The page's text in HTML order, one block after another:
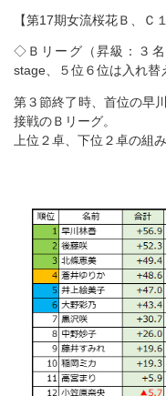
【第17期女流桜花Ｂ、Ｃ
◇Ｂリーグ（昇級：３
stage、５位６位は入れ替
第３節終了時、首位の早
接戦のＢリーグ。
上位２卓、下位２卓の組